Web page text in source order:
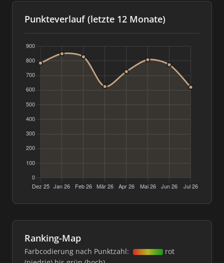
Punkteverlauf (letzte 12 Monate)
Ranking-Map
Farbcodierung nach Punktzahl:
rot